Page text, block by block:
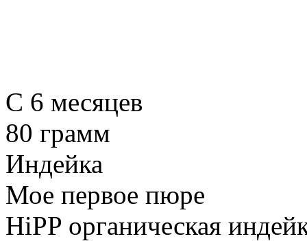
C 6 месяцев
80 грамм
Индейка
Мое первое пюре
HiPP органическая